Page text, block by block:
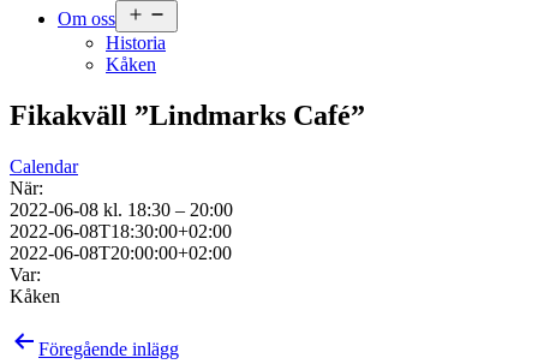
Om oss
meny
Historia
Kåken
Fikakväll ”Lindmarks Café”
Calendar
När:
2022-06-08 kl. 18:30 – 20:00
2022-06-08T18:30:00+02:00
2022-06-08T20:00:00+02:00
Var:
Kåken
Inläggsnavigering
Föregående inlägg